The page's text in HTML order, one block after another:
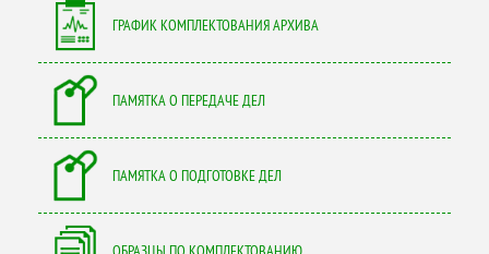
ГРАФИК КОМПЛЕКТОВАНИЯ АРХИВА
ПАМЯТКА О ПЕРЕДАЧЕ ДЕЛ
ПАМЯТКА О ПОДГОТОВКЕ ДЕЛ